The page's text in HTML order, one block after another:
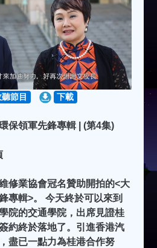
節目 下載
保領軍先鋒專輯 | (第4集)
修業協會冠名贊助開拍的<大
專輯>。 今天終於可以來到
院的交通學院，出席見證桂
約終於落地了。引進香港汽
盡已一點力為桂港合作努